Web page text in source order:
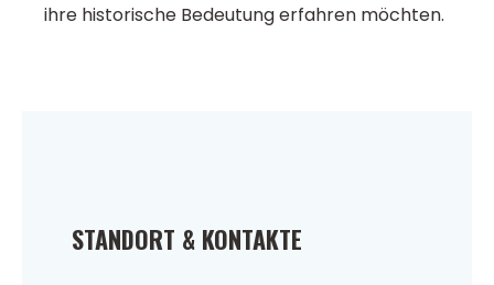
ihre historische Bedeutung erfahren möchten.
STANDORT & KONTAKTE